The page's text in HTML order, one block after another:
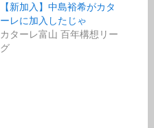
【新加入】中島裕希がカタ
ーレに加入したじゃ
カターレ富山 百年構想リー
グ